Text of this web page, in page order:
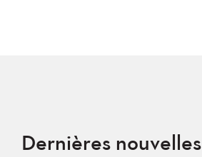
Dernières nouvelles